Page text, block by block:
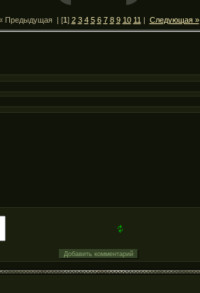
Предыдущая| [1] 2 3 4 5 6 7 8 9 10 11 | Следующая »